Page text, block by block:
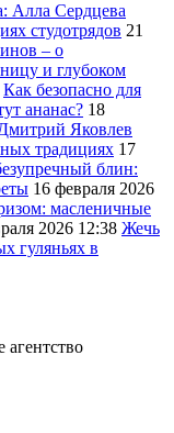
Алла Сердцева
студотрядов 21
– о
и глубоком
Как безопасно для
ананас? 18
Яковлев
традициях 17
блин:
16 февраля 2026
масленичные
2026 12:38 Жечь
гуляньях в
агентство